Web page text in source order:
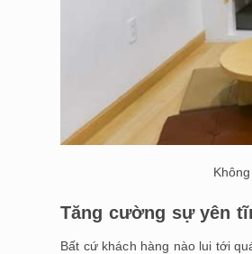
Tăng cường sự yên
Bất cứ khách hàng nào lui tới